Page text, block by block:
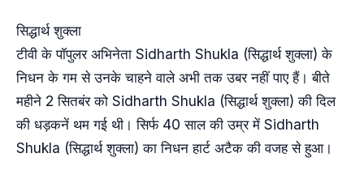
सिद्धार्थ शुक्ला
टीवी के पॉपुलर अभिनेता Sidharth Shukla (सिद्धार्थ शुक्ला) के
निधन के गम से उनके चाहने वाले अभी तक उबर नहीं पाए हैं। बीते
महीने 2 सितबंर को Sidharth Shukla (सिद्धार्थ शुक्ला) की दिल
की धड़कनें थम गई थी। सिर्फ 40 साल की उम्र में Sidharth
Shukla (सिद्धार्थ शुक्ला) का निधन हार्ट अटैक की वजह से हुआ।